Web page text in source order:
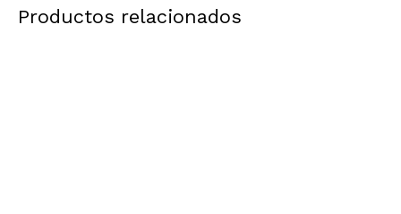
Productos relacionados